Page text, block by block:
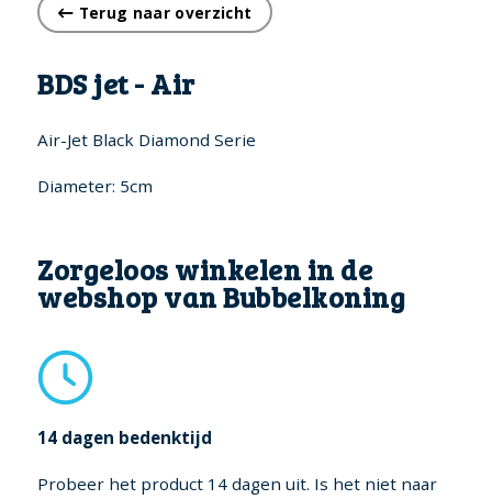
Terug naar overzicht
BDS jet - Air
Air-Jet Black Diamond Serie
Diameter: 5cm
Zorgeloos winkelen in de
webshop van Bubbelkoning
14 dagen bedenktijd
Probeer het product 14 dagen uit. Is het niet naar